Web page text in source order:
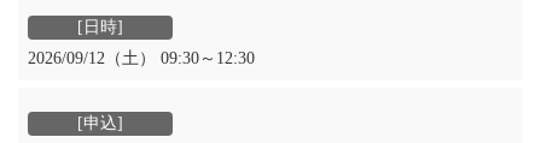
2026/09/12（土） 09:30～12:30